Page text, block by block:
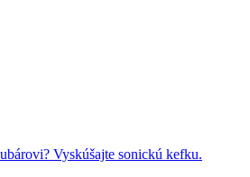
Vyskúšajte sonickú kefku.